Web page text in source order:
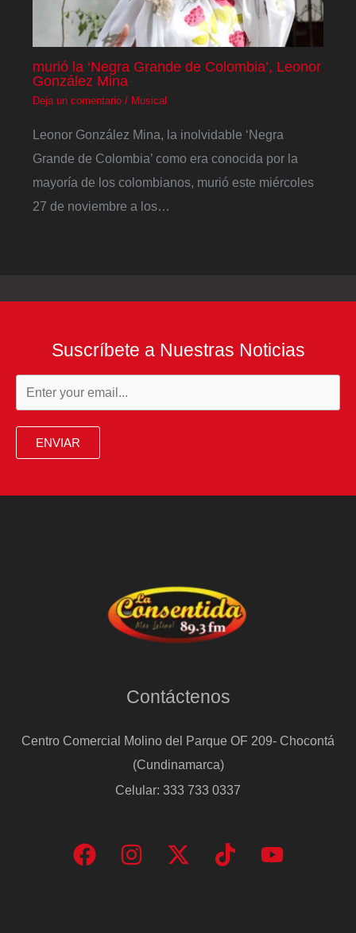
murió la ‘Negra Grande de Colombia’, Leonor
González Mina
Deja un comentario / Musical
Leonor González Mina, la inolvidable ‘Negra
Grande de Colombia’ como era conocida por la
mayoría de los colombianos, murió este miércoles
27 de noviembre a los…
Suscríbete a Nuestras Noticias
ENVIAR
Contáctenos
Centro Comercial Molino del Parque OF 209- Chocontá
(Cundinamarca)
Celular: 333 733 0337